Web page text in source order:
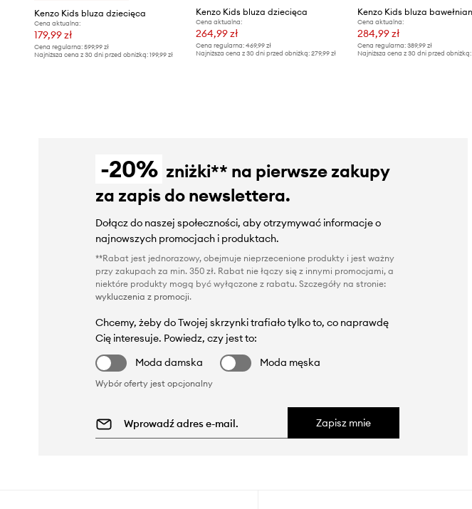
Kenzo Kids bluza dziecięca
Cena aktualna:
179,99 zł
Cena regularna: 599,99 zł
Najniższa cena z 30 dni przed obniżką: 199,99 zł
Kenzo Kids bluza dziecięca
Cena aktualna:
264,99 zł
Cena regularna:469,99 zł
Najniższa cena z 30 dni przed obniżką:279,99 zł
Cena aktualna:
284,99 zł
Cena regularna: 389,99 zł
Najniższa cena z 30 dni przed obniżką:
-20% zniżki** na pierwsze zakupy
za zapis do newslettera.
Dołącz do naszej społeczności, aby otrzymywać informacje o
najnowszych promocjach i produktach.
**Rabat jest jednorazowy, obejmuje nieprzecenione produkty i jest ważny
przy zakupach za min. 350 zł. Rabat nie łączy się z innymi promocjami, a
niektóre produkty mogą być wyłączone z rabatu. Szczegóły na stronie:
wykluczenia z promocji.
Chcemy, żeby do Twojej skrzynki trafiało tylko to, co naprawdę
Cię interesuje. Powiedz, czy jest to:
Moda damska
Moda męska
Wybór oferty jest opcjonalny
Zapisz mnie